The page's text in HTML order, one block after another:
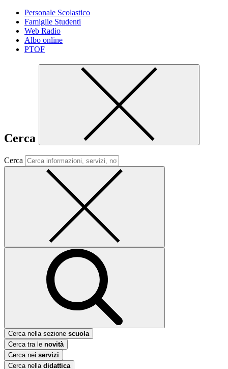
Personale Scolastico
Famiglie Studenti
Web Radio
Albo online
PTOF
Cerca
Cerca
Cerca nella sezione scuola
Cerca tra le novità
Cerca nei servizi
Cerca nella didattica